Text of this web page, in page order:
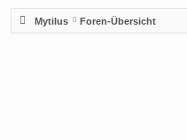
Mytilus Foren-Übersicht